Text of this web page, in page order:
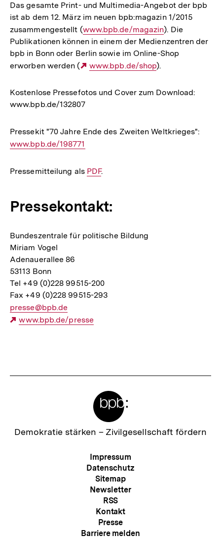
Das gesamte Print- und Multimedia-Angebot der bpb
ist ab dem 12. März im neuen bpb:magazin 1/2015
zusammengestellt (Interner
Link:
www.bpb.de/magazin). Die
Publikationen können in einem der Medienzentren der
bpb in Bonn oder Berlin sowie im Online-Shop
erworben werden (
Externer
www.bpb.de/shop).
Kostenlose Pressefotos und Cover zum Download:
www.bpb.de/132807
Pressekit "70 Jahre Ende des Zweiten Weltkrieges":
www.bpb.de/198771
Pressemitteilung als Interner
PDF.
Pressekontakt:
Bundeszentrale für politische Bildung
Miriam Vogel
Adenauerallee 86
53113 Bonn
Tel +49 (0)228 99515-200
Fax +49 (0)228 99515-293
E-
Mail
presse@bpb.de
Externer
www.bpb.de/presse
Zur
Demokratie stärken – Zivilgesellschaft fördern
Meta-
Navigation
Impressum
Datenschutz
Sitemap
Newsletter
RSS
Kontakt
Presse
Barriere melden